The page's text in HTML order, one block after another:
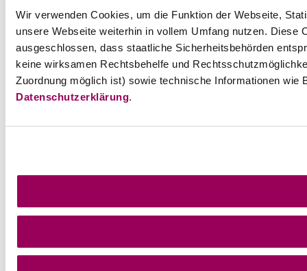
Wir verwenden Cookies, um die Funktion der Webseite,
unsere Webseite weiterhin in vollem Umfang nutzen.
ausgeschlossen, dass staatliche Sicherheitsbehörden
keine wirksamen Rechtsbehelfe und
Zuordnung möglich ist) sowie technische Informationen
Datenschutzerklärung.